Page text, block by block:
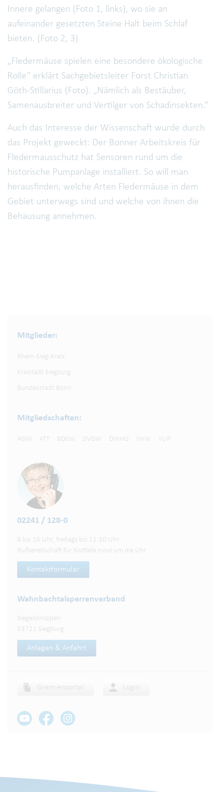
Innere gelangen (Foto 1, links), wo sie an
aufeinander gesetzten Steine Halt beim Schlaf
bieten. (Foto 2, 3)
„Fledermäuse spielen eine besondere ökologische
Rolle“ erklärt Sachgebietsleiter Forst Christian
Göth-Stillarius (Foto). „Nämlich als Bestäuber,
Samenausbreiter und Vertilger von Schadinsekten.“
Auch das Interesse der Wissenschaft wurde durch
das Projekt geweckt: Der Bonner Arbeitskreis für
Fledermausschutz hat Sensoren rund um die
historische Pumpanlage installiert. So will man
herausfinden, welche Arten Fledermäuse in dem
Gebiet unterwegs sind und welche von ihnen die
Behausung annehmen.
Mitglieder:
Rhein-Sieg-Kreis
Kreistadt Siegburg
Bundesstadt Bonn
Mitgliedschaften:
AGW ATT BDEW DVGW DWHG IWW VUP
02241 / 128-0
8 bis 16 Uhr, freitags bis 12:30 Uhr
Rufbereitschaft für Notfälle rund um die Uhr
Kontaktformular
Wahnbachtalsperren­verband
Siegelsknippen
53721 Siegburg
Anlagen & Anfahrt
Gremienportal Login